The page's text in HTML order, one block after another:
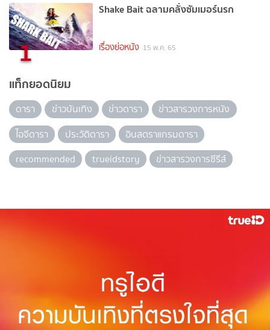
1
Shake Bait ฉลามคลั่งซัมเมอร์นรก
เรื่องย่อหนัง 15 พ.ค. 65
แท็กยอดนิยม
ดารา ข่าวบันเทิง ข่าวดารา
ข่าวสารวงการหนัง
ไอจีดารา
ประวัติดารา
อินสตราแกรมดารา
recommended
trueidstory ข่าวสารวงการซีรีส์